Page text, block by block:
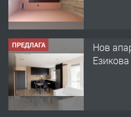
ПРЕДЛАГА
🔑
НАЕМ В